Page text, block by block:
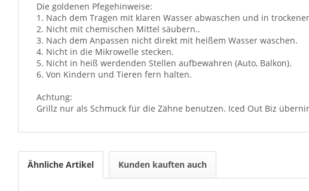
Die goldenen Pfegehinweise:
1. Nach dem Tragen mit klaren Wasser abwaschen und in
2. Nicht mit chemischen Mittel säubern..
3. Nach dem Anpassen nicht direkt mit heißem Wasser waschen.
4. Nicht in die Mikrowelle stecken.
5. Nicht in heiß werdenden Stellen aufbewahren (Auto, Balkon).
6. Von Kindern und Tieren fern halten.
Achtung:
Grillz nur als Schmuck für die Zähne benutzen. Iced Out Biz
Ähnliche Artikel Kunden kauften auch